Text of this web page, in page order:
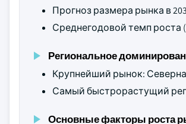
Прогноз размера рынка в
Среднегодовой темп роста
Региональное
Крупнейший рынок:
Самый быстрорастущий
Основные факторы роста